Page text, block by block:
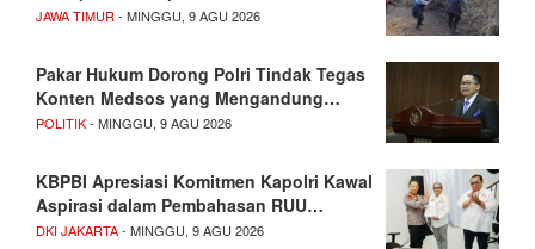
JAWA TIMUR- MINGGU, 9 AGU 2026
Pakar Hukum Dorong Polri Tindak Tegas
Konten Medsos yang Mengandung…
POLITIK- MINGGU, 9 AGU 2026
KBPBI Apresiasi Komitmen Kapolri Kawal
Aspirasi dalam Pembahasan RUU…
DKI JAKARTA- MINGGU, 9 AGU 2026